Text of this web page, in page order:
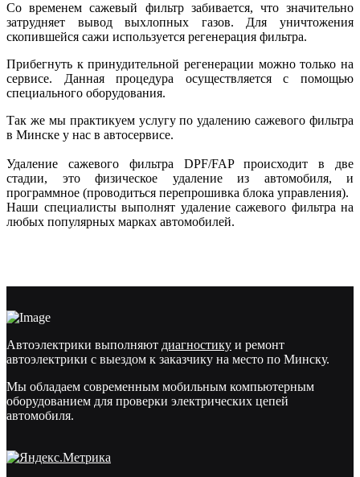
Со временем сажевый фильтр забивается, что значительно
затрудняет вывод выхлопных газов. Для уничтожения
скопившейся сажи используется регенерация фильтра.
Прибегнуть к принудительной регенерации можно только на
сервисе. Данная процедура осуществляется с помощью
специального оборудования.
Так же мы практикуем услугу по удалению сажевого фильтра
в Минске у нас в автосервисе.
Удаление сажевого фильтра DPF/FAP происходит в две
стадии, это физическое удаление из автомобиля, и
программное (проводиться перепрошивка блока управления).
Наши специалисты выполнят удаление сажевого фильтра на
любых популярных марках автомобилей.
Автоэлектрики выполняют диагностику и ремонт
автоэлектрики с выездом к заказчику на место по Минску.
Мы обладаем современным мобильным компьютерным
оборудованием для проверки электрических цепей
автомобиля.